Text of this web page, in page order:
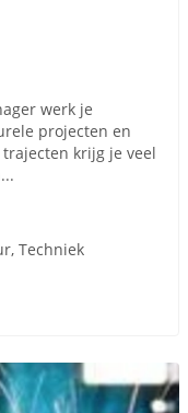
werk je
projecten en
krijg je veel
Techniek